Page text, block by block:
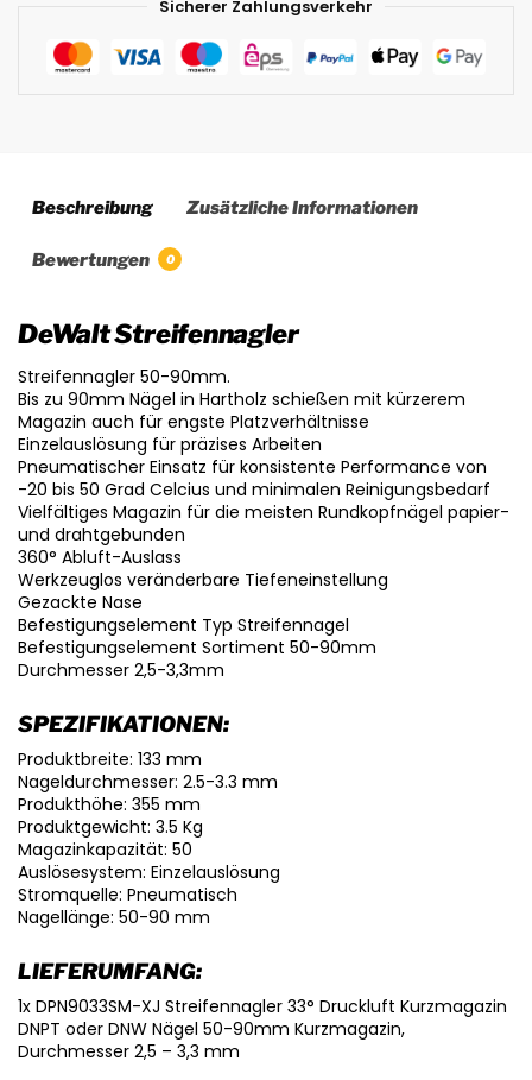
Sicherer Zahlungsverkehr
Beschreibung Zusätzliche Informationen
Bewertungen 0
DeWalt Streifennagler
Streifennagler 50-90mm.
Bis zu 90mm Nägel in Hartholz schießen mit kürzerem
Magazin auch für engste Platzverhältnisse
Einzelauslösung für präzises Arbeiten
Pneumatischer Einsatz für konsistente Performance von
-20 bis 50 Grad Celcius und minimalen Reinigungsbedarf
Vielfältiges Magazin für die meisten Rundkopfnägel papier-
und drahtgebunden
360° Abluft-Auslass
Werkzeuglos veränderbare Tiefeneinstellung
Gezackte Nase
Befestigungselement Typ Streifennagel
Befestigungselement Sortiment 50-90mm
Durchmesser 2,5-3,3mm
SPEZIFIKATIONEN:
Produktbreite: 133 mm
Nageldurchmesser: 2.5-3.3 mm
Produkthöhe: 355 mm
Produktgewicht: 3.5 Kg
Magazinkapazität: 50
Auslösesystem: Einzelauslösung
Stromquelle: Pneumatisch
Nagellänge: 50-90 mm
LIEFERUMFANG:
1x DPN9033SM-XJ Streifennagler 33° Druckluft Kurzmagazin
DNPT oder DNW Nägel 50-90mm Kurzmagazin,
Durchmesser 2,5 – 3,3 mm